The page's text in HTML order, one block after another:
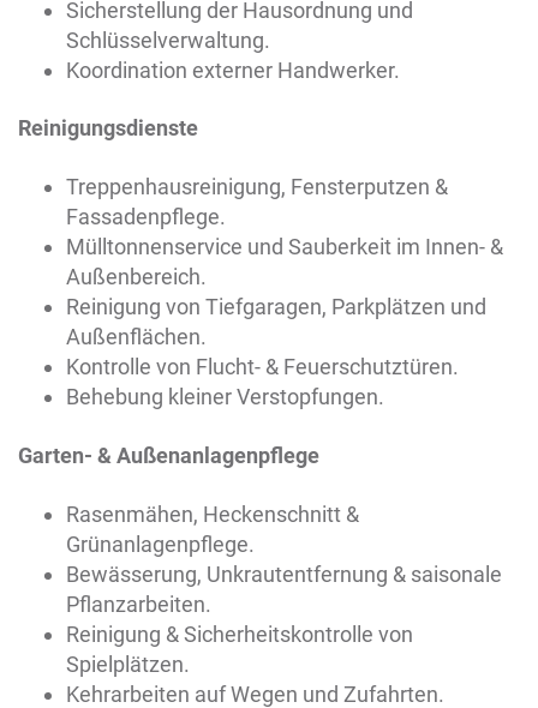
Sicherstellung der Hausordnung und
Schlüsselverwaltung.
Koordination externer Handwerker.
Reinigungsdienste
Treppenhausreinigung, Fensterputzen &
Fassadenpflege.
Mülltonnenservice und Sauberkeit im Innen- &
Außenbereich.
Reinigung von Tiefgaragen, Parkplätzen und
Außenflächen.
Kontrolle von Flucht- & Feuerschutztüren.
Behebung kleiner Verstopfungen.
Garten- & Außenanlagenpflege
Rasenmähen, Heckenschnitt &
Grünanlagenpflege.
Bewässerung, Unkrautentfernung & saisonale
Pflanzarbeiten.
Reinigung & Sicherheitskontrolle von
Spielplätzen.
Kehrarbeiten auf Wegen und Zufahrten.